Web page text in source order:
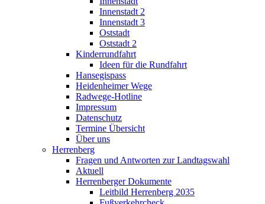
Innenstadt 2
Innenstadt 3
Oststadt
Oststadt 2
Kinderrundfahrt
Ideen für die Rundfahrt
Hansegispass
Heidenheimer Wege
Radwege-Hotline
Impressum
Datenschutz
Termine Übersicht
Über uns
Herrenberg
Fragen und Antworten zur Landtagswahl
Aktuell
Herrenberger Dokumente
Leitbild Herrenberg 2035